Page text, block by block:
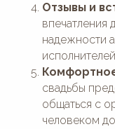
Отзывы и
впечатления
надежности
свадьбы
общаться с
человеком